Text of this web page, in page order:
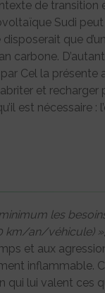
de
Sudi
que
carbone.
Cel la présente
abriter et
est nécessaire
les
km/an/véhicule) »
et aux
inflammable.
qui lui valent ces